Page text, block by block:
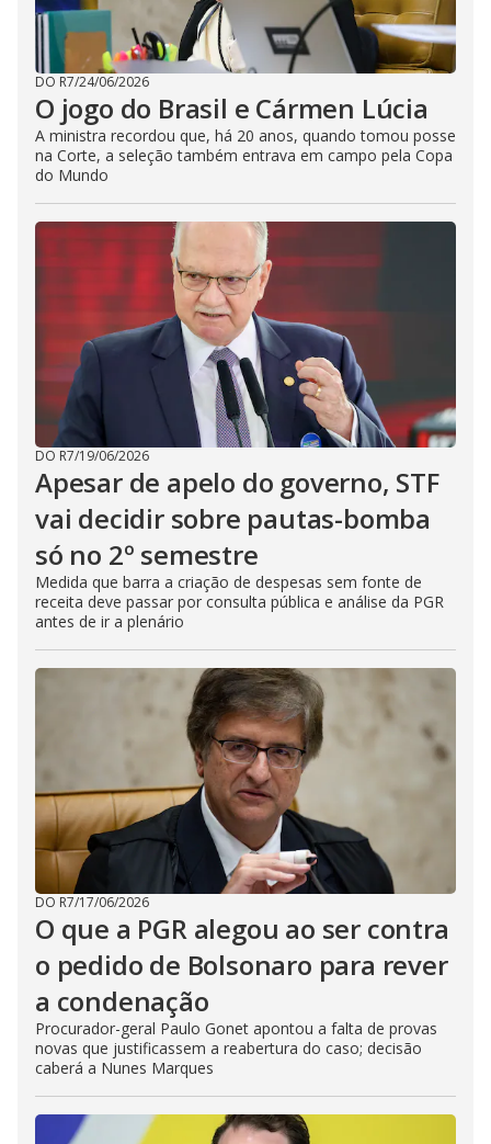
DO R7/24/06/2026
O jogo do Brasil e Cármen Lúcia
A ministra recordou que, há 20 anos, quando tomou posse
na Corte, a seleção também entrava em campo pela Copa
do Mundo
DO R7/19/06/2026
Apesar de apelo do governo, STF
vai decidir sobre pautas-bomba
só no 2º semestre
Medida que barra a criação de despesas sem fonte de
receita deve passar por consulta pública e análise da PGR
antes de ir a plenário
DO R7/17/06/2026
O que a PGR alegou ao ser contra
o pedido de Bolsonaro para rever
a condenação
Procurador-geral Paulo Gonet apontou a falta de provas
novas que justificassem a reabertura do caso; decisão
caberá a Nunes Marques